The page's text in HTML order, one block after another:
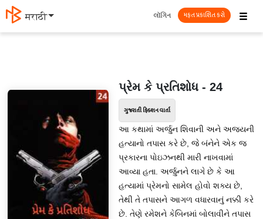
मराठी ☰
લૉગિન મફત પ્રકાશિત કરો
પ્રેમ કે પ્રતિશોધ - 24
ગુજરાતી ફિક્શન વાર્તા
આ કથામાં અર્જુન શિવાની અને અજયની
હત્યાનો તપાસ કરે છે, જે બંનેને એક જ
પ્રકારના પોઇઝનથી મારી નાખવામાં
આવ્યા હતા. અર્જુનને લાગે છે કે આ
હત્યામાં પ્રેમનો સામેલ હોવો શક્ય છે,
તેથી તે તપાસને આગળ વધારવાનું નક્કી કરે
છે. તેણે રમેશને કેબિનમાં બોલાવીને તપાસ